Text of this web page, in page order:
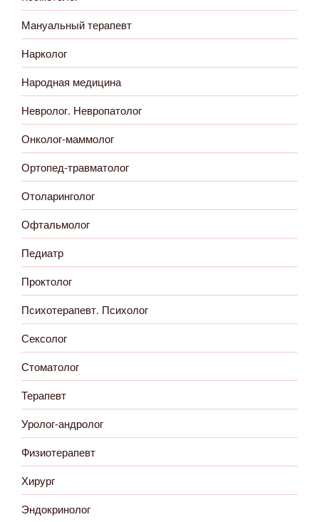
Мануальный терапевт
Нарколог
Народная медицина
Невролог. Невропатолог
Онколог-маммолог
Ортопед-травматолог
Отоларинголог
Офтальмолог
Педиатр
Проктолог
Психотерапевт. Психолог
Сексолог
Стоматолог
Терапевт
Уролог-андролог
Физиотерапевт
Хирург
Эндокринолог